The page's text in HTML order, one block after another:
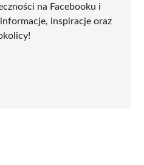
na Facebooku i
inspiracje oraz